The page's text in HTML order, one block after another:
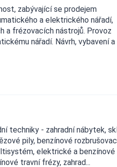
zabývající se prodejem
a elektrického nářadí,
a frézovacích nástrojů. Provoz
nářadí. Návrh, vybavení a
techniky - zahradní nábytek,
pily, benzínové
elektrické a benzínové
travní frézy, zahrad...